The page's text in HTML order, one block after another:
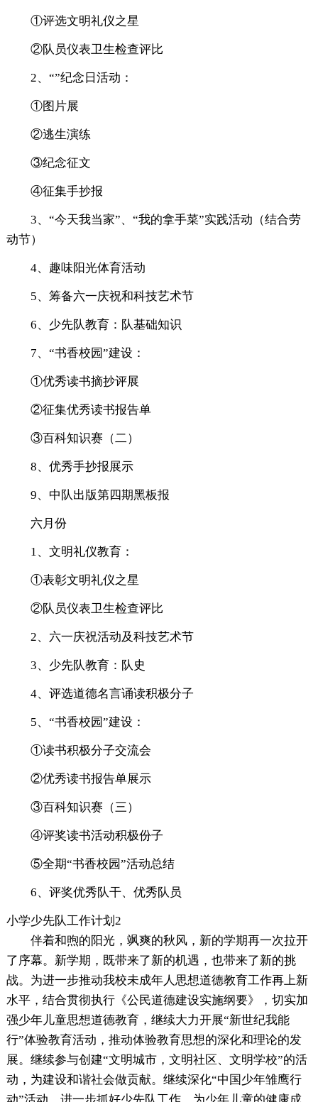
①评选文明礼仪之星
②队员仪表卫生检查评比
2、“”纪念日活动：
①图片展
②逃生演练
③纪念征文
④征集手抄报
3、“今天我当家”、“我的拿手菜”实践活动（结合劳
动节）
4、趣味阳光体育活动
5、筹备六一庆祝和科技艺术节
6、少先队教育：队基础知识
7、“书香校园”建设：
①优秀读书摘抄评展
②征集优秀读书报告单
③百科知识赛（二）
8、优秀手抄报展示
9、中队出版第四期黑板报
六月份
1、文明礼仪教育：
①表彰文明礼仪之星
②队员仪表卫生检查评比
2、六一庆祝活动及科技艺术节
3、少先队教育：队史
4、评选道德名言诵读积极分子
5、“书香校园”建设：
①读书积极分子交流会
②优秀读书报告单展示
③百科知识赛（三）
④评奖读书活动积极份子
⑤全期“书香校园”活动总结
6、评奖优秀队干、优秀队员
小学少先队工作计划2
伴着和煦的阳光，飒爽的秋风，新的学期再一次拉开
了序幕。新学期，既带来了新的机遇，也带来了新的挑
战。为进一步推动我校未成年人思想道德教育工作再上新
水平，结合贯彻执行《公民道德建设实施纲要》，切实加
强少年儿童思想道德教育，继续大力开展“新世纪我能
行”体验教育活动，推动体验教育思想的深化和理论的发
展。继续参与创建“文明城市，文明社区、文明学校”的活
动，为建设和谐社会做贡献。继续深化“中国少年雏鹰行